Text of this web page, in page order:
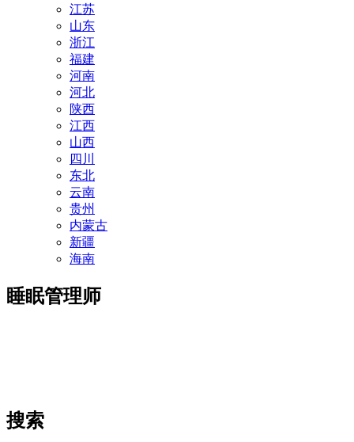
江苏
山东
浙江
福建
河南
河北
陕西
江西
山西
四川
东北
云南
贵州
内蒙古
新疆
海南
睡眠管理师
搜索